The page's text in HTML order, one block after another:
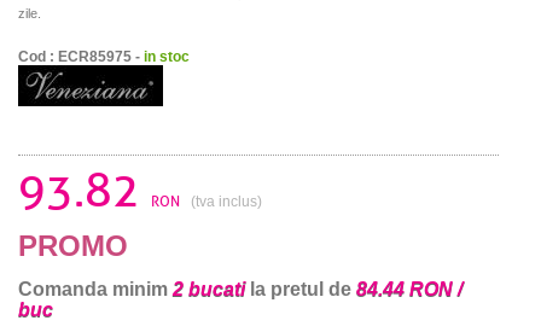
zile.
Cod : ECR85975 - in stoc
93.82 RON (tva inclus)
PROMO
Comanda minim 2 bucatila pretul de 84.44 RON /
buc